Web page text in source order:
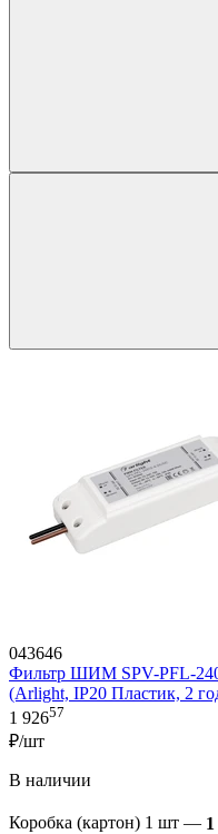
043646
Фильтр ШИМ SPV-PFL-
(Arlight, IP20 Пластик, 2
1 92657
₽/шт
В наличии
Коробка (картон) 1 шт —